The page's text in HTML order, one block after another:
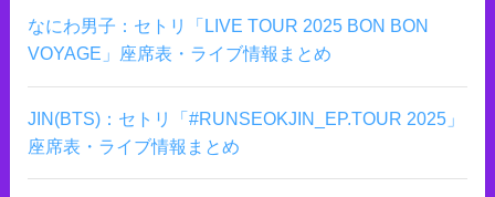
なにわ男子：セトリ「LIVE TOUR 2025 BON BON
VOYAGE」座席表・ライブ情報まとめ
JIN(BTS)：セトリ「#RUNSEOKJIN_EP.TOUR 2025」
座席表・ライブ情報まとめ